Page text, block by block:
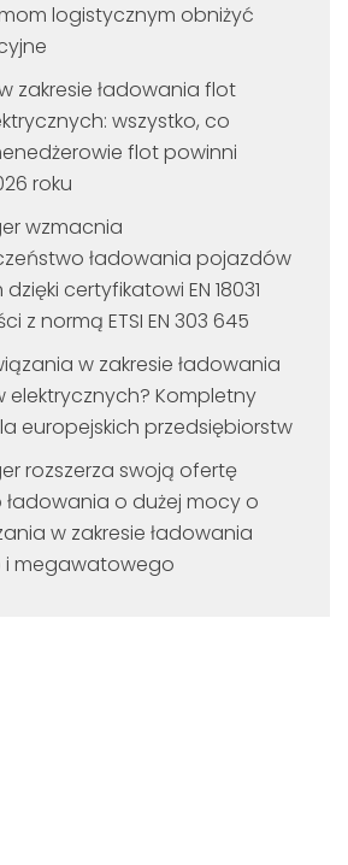
logistycznym obniżyć
zakresie ładowania flot
wszystko, co
flot powinni
roku
wzmacnia
ładowania pojazdów
certyfikatowi EN 18031
z normą ETSI EN 303 645
w zakresie ładowania
Kompletny
europejskich przedsiębiorstw
rozszerza swoją ofertę
o dużej mocy o
w zakresie ładowania
megawatowego